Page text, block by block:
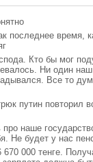
последнее время,
Кто бы мог
Ни один
Все то
путин повторил
про наше
Не будет у нас
670 000 тенге.